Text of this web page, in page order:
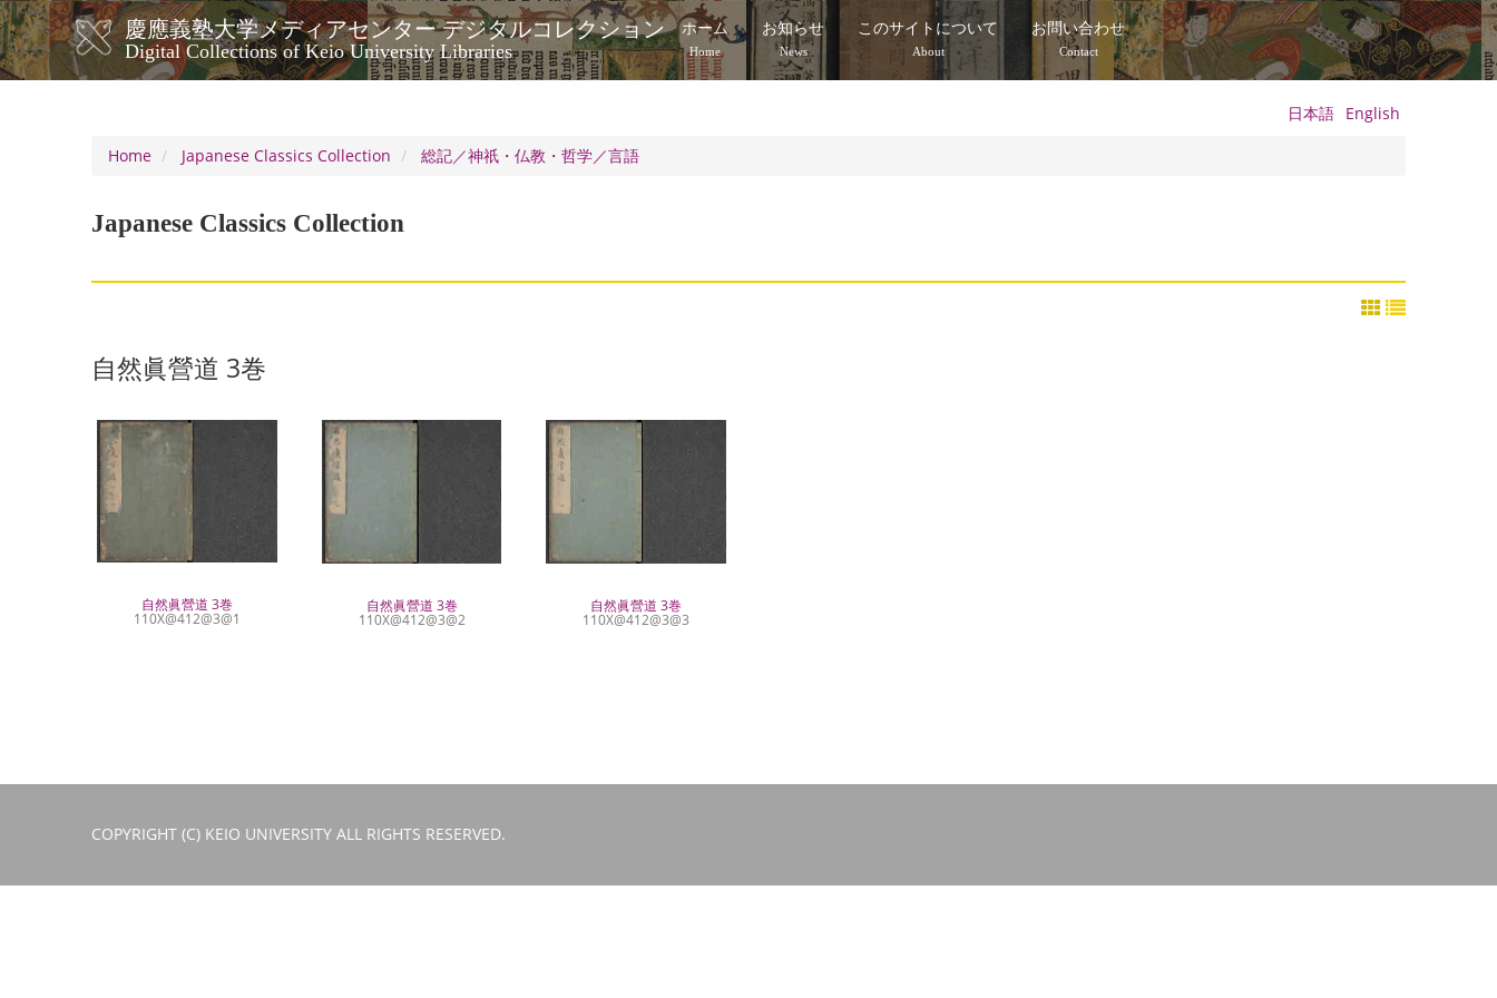
Skip
to
main
content
慶應義塾大学メディアセンター デジタルコレクション
Digital Collections of Keio University Libraries
メ
イ
ビ
シ
ン
ホーム
Home
お知らせ
News
このサイトについて
About
お問い合わせ
Contact
日本語 English
Home
Japanese Classics Collection 総記／神祇・仏教・哲学／言語
Japanese Classics Collection
自然眞營道 3巻
自然眞營道 3巻
110X@412@3@1
自然眞營道 3巻
110X@412@3@2
自然眞營道 3巻
110X@412@3@3
COPYRIGHT (C) KEIO UNIVERSITY ALL RIGHTS RESERVED.